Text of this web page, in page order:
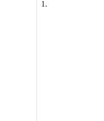
1.